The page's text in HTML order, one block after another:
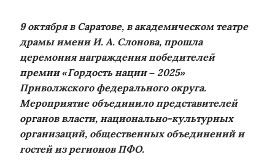
9 октября в Саратове, в академическом театре
драмы имени И. А. Слонова, прошла
церемония награждения победителей
премии «Гордость нации – 2025»
Приволжского федерального округа.
Мероприятие объединило представителей
органов власти, национально-культурных
организаций, общественных объединений и
гостей из регионов ПФО.